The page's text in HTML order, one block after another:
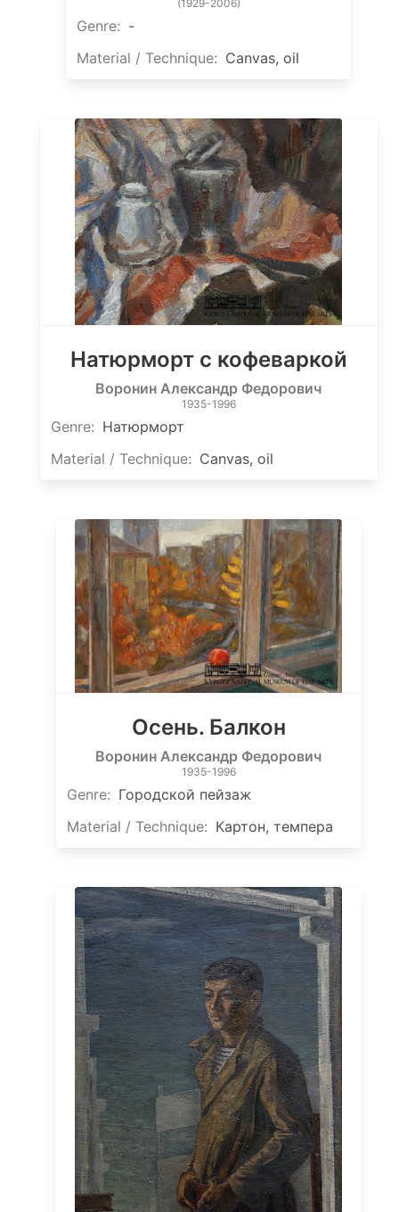
(1929-2006)
Genre: -
Material / Technique: Canvas, oil
Натюрморт с кофеваркой
Воронин Александр Федорович
1935-1996
Genre: Натюрморт
Material / Technique: Canvas, oil
Осень. Балкон
Воронин Александр Федорович
1935-1996
Genre: Городской пейзаж
Material / Technique: Картон, темпера